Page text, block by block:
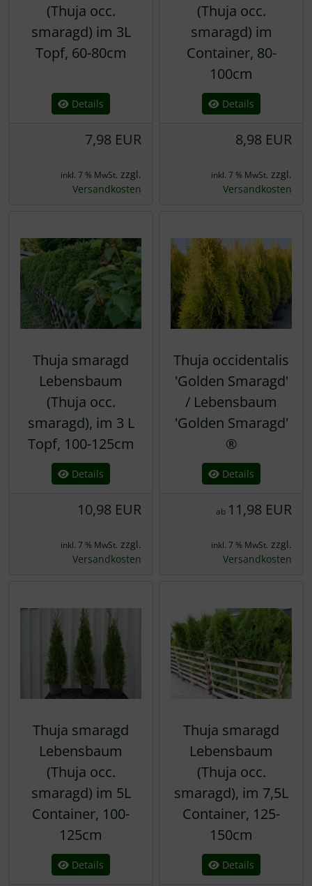
(Thuja occ.
smaragd) im 3L
Topf, 60-80cm
Details
7,98 EUR
inkl. 7 % MwSt. zzgl.
Versandkosten
(Thuja occ.
smaragd) im
Container, 80-
100cm
Details
8,98 EUR
inkl. 7 % MwSt. zzgl.
Versandkosten
Thuja smaragd
Lebensbaum
(Thuja occ.
smaragd), im 3 L
Topf, 100-125cm
Details
10,98 EUR
inkl. 7 % MwSt. zzgl.
Versandkosten
Thuja occidentalis
'Golden Smaragd'
/ Lebensbaum
'Golden Smaragd'
®
Details
ab 11,98 EUR
inkl. 7 % MwSt. zzgl.
Versandkosten
Thuja smaragd
Lebensbaum
(Thuja occ.
smaragd) im 5L
Container, 100-
125cm
Details
Thuja smaragd
Lebensbaum
(Thuja occ.
smaragd), im 7,5L
Container, 125-
150cm
Details